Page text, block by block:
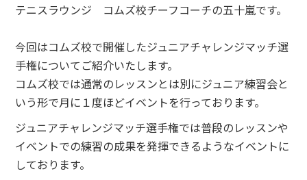
テニスラウンジ コムズ校チーフコーチの五十嵐です。
今回はコムズ校で開催したジュニアチャレンジマッチ選
手権についてご紹介いたします。
コムズ校では通常のレッスンとは別にジュニア練習会と
いう形で月に１度ほどイベントを行っております。
ジュニアチャレンジマッチ選手権では普段のレッスンや
イベントでの練習の成果を発揮できるようなイベントに
しております。